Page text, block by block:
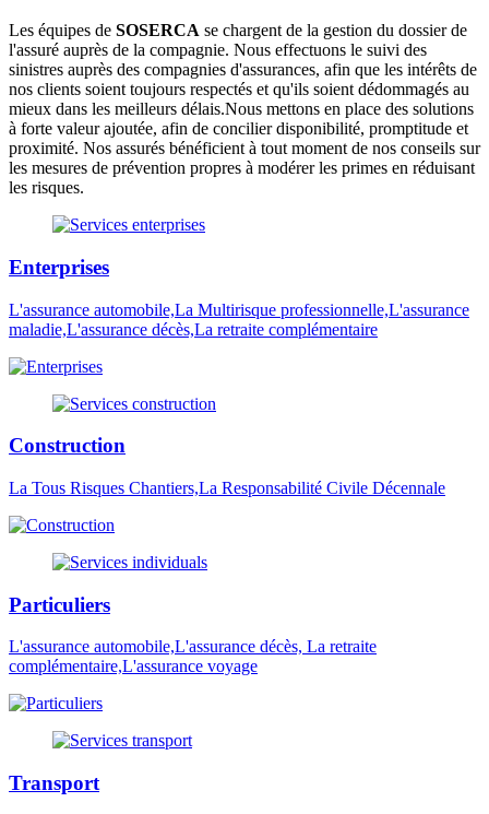
Les équipes de SOSERCA se chargent de la gestion du dossier de
l'assuré auprès de la compagnie. Nous effectuons le suivi des
sinistres auprès des compagnies d'assurances, afin que les intérêts de
nos clients soient toujours respectés et qu'ils soient dédommagés au
mieux dans les meilleurs délais.Nous mettons en place des solutions
à forte valeur ajoutée, afin de concilier disponibilité, promptitude et
proximité. Nos assurés bénéficient à tout moment de nos conseils sur
les mesures de prévention propres à modérer les primes en réduisant
les risques.
Enterprises
L'assurance automobile,La Multirisque professionnelle,L'assurance
maladie,L'assurance décès,La retraite complémentaire
Construction
La Tous Risques Chantiers,La Responsabilité Civile Décennale
Particuliers
L'assurance automobile,L'assurance décès, La retraite
complémentaire,L'assurance voyage
Transport